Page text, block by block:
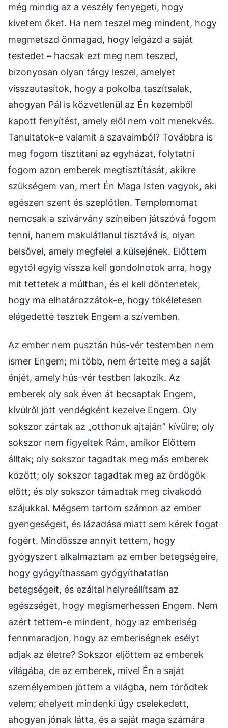
még mindig az a veszély fenyegeti, hogy
kivetem őket. Ha nem teszel meg mindent, hogy
megmetszd önmagad, hogy leigázd a saját
testedet – hacsak ezt meg nem teszed,
bizonyosan olyan tárgy leszel, amelyet
visszautasítok, hogy a pokolba taszítsalak,
ahogyan Pál is közvetlenül az Én kezemből
kapott fenyítést, amely elől nem volt menekvés.
Tanultatok-e valamit a szavaimból? Továbbra is
meg fogom tisztítani az egyházat, folytatni
fogom azon emberek megtisztítását, akikre
szükségem van, mert Én Maga Isten vagyok, aki
egészen szent és szeplőtlen. Templomomat
nemcsak a szivárvány színeiben játszóvá fogom
tenni, hanem makulátlanul tisztává is, olyan
belsővel, amely megfelel a külsejének. Előttem
egytől egyig vissza kell gondolnotok arra, hogy
mit tettetek a múltban, és el kell döntenetek,
hogy ma elhatározzátok-e, hogy tökéletesen
elégedetté tesztek Engem a szívemben.
Az ember nem pusztán hús-vér testemben nem
ismer Engem; mi több, nem értette meg a saját
énjét, amely hús-vér testben lakozik. Az
emberek oly sok éven át becsaptak Engem,
kívülről jött vendégként kezelve Engem. Oly
sokszor zártak az „otthonuk ajtaján” kívülre; oly
sokszor nem figyeltek Rám, amikor Előttem
álltak; oly sokszor tagadtak meg más emberek
között; oly sokszor tagadtak meg az ördögök
előtt; és oly sokszor támadtak meg civakodó
szájukkal. Mégsem tartom számon az ember
gyengeségeit, és lázadása miatt sem kérek fogat
fogért. Mindössze annyit tettem, hogy
gyógyszert alkalmaztam az ember betegségeire,
hogy gyógyíthassam gyógyíthatatlan
betegségeit, és ezáltal helyreállítsam az
egészségét, hogy megismerhessen Engem. Nem
azért tettem-e mindent, hogy az emberiség
fennmaradjon, hogy az emberiségnek esélyt
adjak az életre? Sokszor eljöttem az emberek
világába, de az emberek, mivel Én a saját
személyemben jöttem a világba, nem törődtek
velem; ehelyett mindenki úgy cselekedett,
ahogyan jónak látta, és a saját maga számára